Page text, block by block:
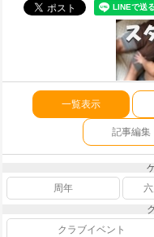
一覧表示
記事編集
周年
クラブイベント